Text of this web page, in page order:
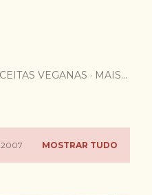
VEGANAS MAIS…
2007 MOSTRAR TUDO